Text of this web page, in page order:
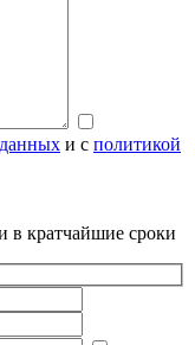
и с политикой
в кратчайшие сроки